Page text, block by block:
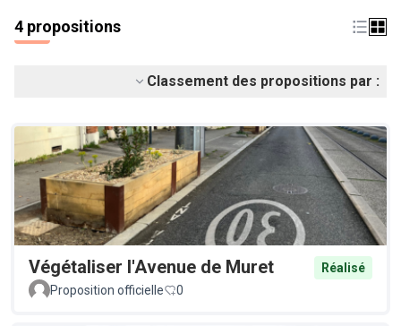
4 propositions
Classement des propositions par :
Végétaliser l'Avenue de Muret
Réalisé
Proposition officielle
0